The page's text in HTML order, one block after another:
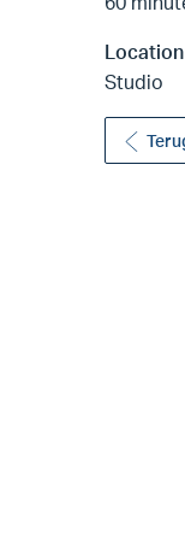
Location
Studio